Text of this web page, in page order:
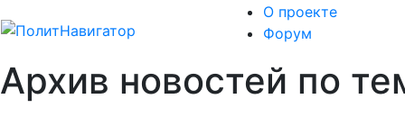
О проекте
Форум
Архив новостей по